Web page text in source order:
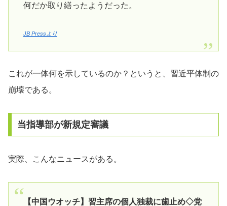
何だか取り繕ったようだった。
JB Pressより
これが一体何を示しているのか？というと、習近平体制の
崩壊である。
当指導部が新規定審議
実際、こんなニュースがある。
【中国ウオッチ】習主席の個人独裁に歯止め◇党